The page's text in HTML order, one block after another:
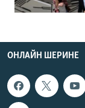
ОНЛАЙН ШЕРИНЕ